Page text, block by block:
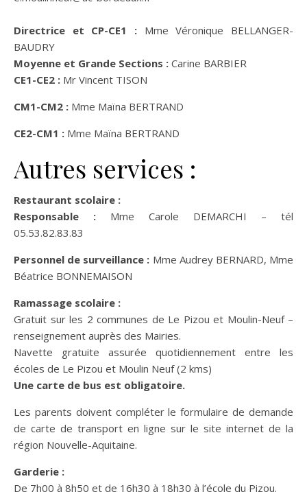
Directrice et CP-CE1 : Mme Véronique BELLANGER-
BAUDRY
Moyenne et Grande Sections : Carine BARBIER
CE1-CE2 : Mr Vincent TISON
CM1-CM2 : Mme Maïna BERTRAND
CE2-CM1 : Mme Maïna BERTRAND
Autres services :
Restaurant scolaire :
Responsable : Mme Carole DEMARCHI – tél
05.53.82.83.83
Personnel de surveillance : Mme Audrey BERNARD, Mme
Béatrice BONNEMAISON
Ramassage scolaire :
Gratuit sur les 2 communes de Le Pizou et Moulin-Neuf –
renseignement auprès des Mairies.
Navette gratuite assurée quotidiennement entre les
écoles de Le Pizou et Moulin Neuf (2 kms)
Une carte de bus est obligatoire.
Les parents doivent compléter le formulaire de demande
de carte de transport en ligne sur le site internet de la
région Nouvelle-Aquitaine.
Garderie :
De 7h00 à 8h50 et de 16h30 à 18h30 à l’école du Pizou.